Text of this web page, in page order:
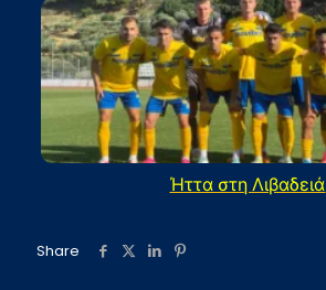
Ήττα στη Λιβαδειά
Share